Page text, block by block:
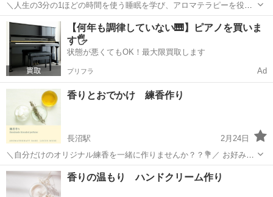
＼人生の3分の1ほどの時間を使う睡眠を学び、アロマテラピーを役立
ててみませんか？💐／ 毎日の睡眠は日々の活動のために欠かすことが
できないものです。 その大切な睡眠も、時には「よく眠れない」「眠
りが浅い」「寝ても疲れが取れな...
東京 八王子市 長沼駅 美容健康 アロマテラピー
【何年も調律していない🎹】ピアノを買いま
す🖐️
状態が悪くてもOK！最大限買取します
プリフラ Ad
香りとおでかけ 練香作り
長沼駅
2月24日
＼自分だけのオリジナル練香を一緒に作りませんか？？💐／ お好みの
精油を使って、自分だけの練香を作りましょう🌼 練香は液体の香水に
比べると香りが強くないため、人目を気にせずにお使いいただけま
す。 また、持ち運びもしやすいので...
東京 八王子市 長沼駅 香り
香りの温もり ハンドクリーム作り